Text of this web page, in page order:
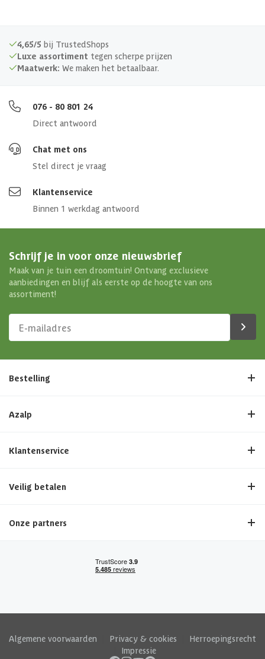
4,65/5 bij TrustedShops
Luxe assortiment tegen scherpe prijzen
Maatwerk: We maken het betaalbaar.
076 - 80 801 24
Direct antwoord
Chat met ons
Stel direct je vraag
Klantenservice
Binnen 1 werkdag antwoord
Schrijf je in voor onze nieuwsbrief
Maak van je tuin een droomtuin! Ontvang exclusieve
aanbiedingen en blijf als eerste op de hoogte van ons
assortiment!
Bestelling
Azalp
Klantenservice
Veilig betalen
Onze partners
Algemene voorwaarden Privacy & cookies
Herroepingsrecht
Impressie